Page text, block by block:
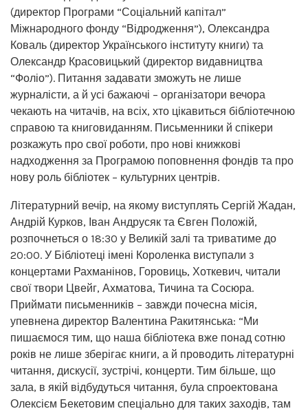
(директор Програми “Соціальний капітал”
Міжнародного фонду “Відродження”), Олександра
Коваль (директор Українського інституту книги) та
Олександр Красовицький (директор видавництва
“Фоліо”). Питання задавати зможуть не лише
журналісти, а й усі бажаючі – організатори вечора
чекають на читачів, на всіх, хто цікавиться бібліотечною
справою та книговиданням. Письменники й спікери
розкажуть про свої роботи, про нові книжкові
надходження за Програмою поповнення фондів та про
нову роль бібліотек – культурних центрів.
Літературний вечір, на якому виступлять Сергій Жадан,
Андрій Курков, Іван Андрусяк та Євген Положій,
розпочнеться о 18:30 у Великій залі та триватиме до
20:00. У Бібліотеці імені Короленка виступали з
концертами Рахманінов, Горовиць, Хоткевич, читали
свої твори Цвейг, Ахматова, Тичина та Сосюра.
Приймати письменників – завжди почесна місія,
упевнена директор Валентина Ракитянська: “Ми
пишаємося тим, що наша бібліотека вже понад сотню
років не лише зберігає книги, а й проводить літературні
читання, дискусії, зустрічі, концерти. Тим більше, що
зала, в якій відбудуться читання, була спроектована
Олексієм Бекетовим спеціально для таких заходів, там